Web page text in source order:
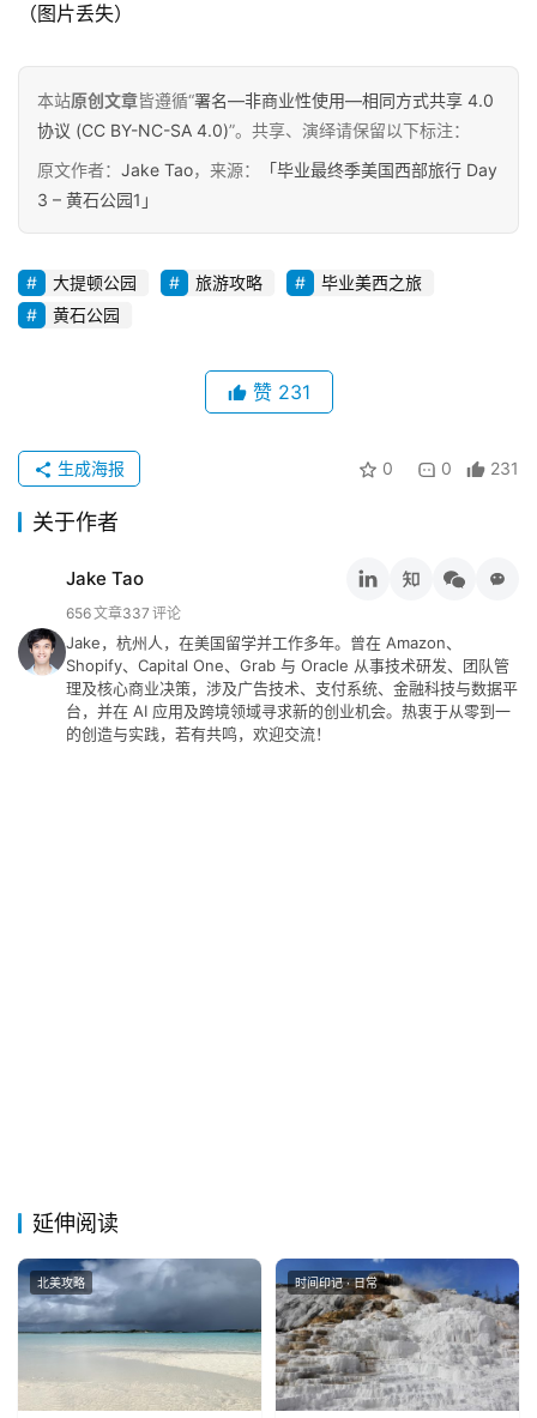
（图片丢失）
本站原创文章皆遵循“署名—非商业性使用—相同方式共享 4.0
协议 (CC BY-NC-SA 4.0)”。共享、演绎请保留以下标注：
原文作者： Jake Tao，来源：
「毕业最终季美国西部旅行 Day
3 – 黄石公园1」
大提顿公园 旅游攻略
毕业美西之旅
黄石公园
赞 231
0 0 231
生成海报
关于作者
Jake Tao
656文章337 评论
Jake，杭州人，在美国留学并工作多年。曾在 Amazon、
Shopify、Capital One、Grab 与 Oracle 从事技术研发、团队管
理及核心商业决策，涉及广告技术、支付系统、金融科技与数据平
台，并在 AI 应用及跨境领域寻求新的创业机会。热衷于从零到一
的创造与实践，若有共鸣，欢迎交流！
延伸阅读
北美攻略 时间印记 · 日常